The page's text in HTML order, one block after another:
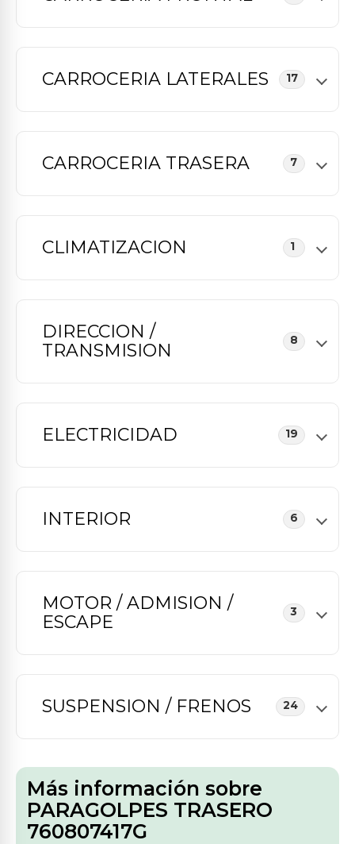
CARROCERIA LATERALES 17
CARROCERIA TRASERA 7
CLIMATIZACION 1
DIRECCION /
TRANSMISION
8
ELECTRICIDAD 19
INTERIOR 6
MOTOR / ADMISION /
ESCAPE
3
SUSPENSION / FRENOS 24
Más información sobre
PARAGOLPES TRASERO
760807417G